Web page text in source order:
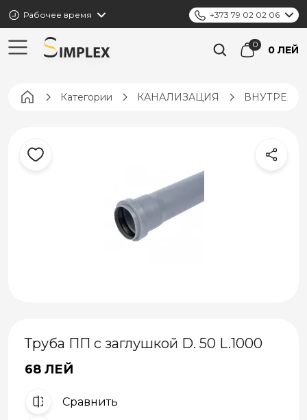
Рабочее время +373 79 02 02 06
0 ЛЕЙ
Pagina principală
Категории КАНАЛИЗАЦИЯ
Труба ПП с заглушкой D. 50 L.1000
68 ЛЕЙ
Cравнить